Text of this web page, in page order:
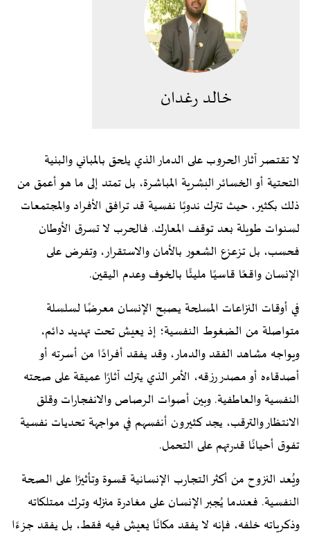
خالد رغدان
لا تقتصر آثار الحروب على الدمار الذي يلحق بالمباني والبنية
التحتية أو الخسائر البشرية المباشرة، بل تمتد إلى ما هو أعمق من
ذلك بكثير، حيث تترك ندوبًا نفسية قد ترافق الأفراد والمجتمعات
لسنوات طويلة بعد توقف المعارك. فالحرب لا تسرق الأوطان
فحسب، بل تزعزع الشعور بالأمان والاستقرار، وتفرض على
الإنسان واقعًا قاسيًا مليئًا بالخوف وعدم اليقين.
في أوقات النزاعات المسلحة يصبح الإنسان معرضًا لسلسلة
متواصلة من الضغوط النفسية؛ إذ يعيش تحت تهديد دائم،
ويواجه مشاهد الفقد والدمار، وقد يفقد أفرادًا من أسرته أو
أصدقاءه أو مصدر رزقه، الأمر الذي يترك آثارًا عميقة على صحته
النفسية والعاطفية. وبين أصوات الرصاص والانفجارات وقلق
الانتظار والترقب، يجد كثيرون أنفسهم في مواجهة تحديات نفسية
تفوق أحيانًا قدرتهم على التحمل.
ويُعد النزوح من أكثر التجارب الإنسانية قسوة وتأثيرًا على الصحة
النفسية. فعندما يُجبر الإنسان على مغادرة منزله وترك ممتلكاته
وذكرياته خلفه، فإنه لا يفقد مكانًا يعيش فيه فقط، بل يفقد جزءًا